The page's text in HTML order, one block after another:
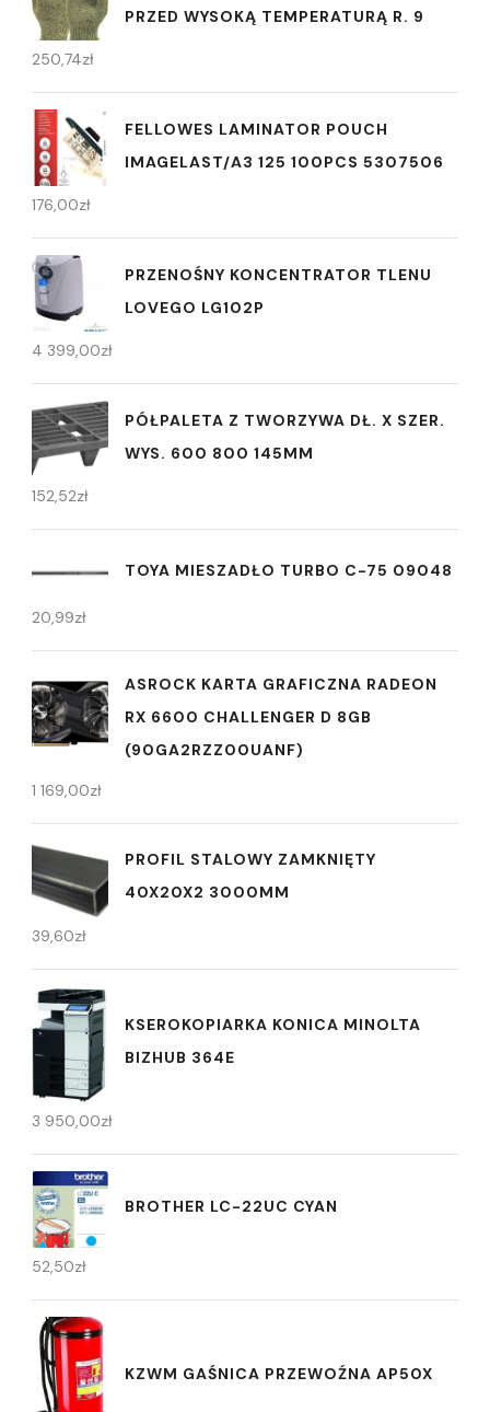
PRZED WYSOKĄ TEMPERATURĄ R. 9
250,74zł
FELLOWES LAMINATOR POUCH
IMAGELAST/A3 125 100PCS 5307506
176,00zł
PRZENOŚNY KONCENTRATOR TLENU
LOVEGO LG102P
4 399,00zł
PÓŁPALETA Z TWORZYWA DŁ. X SZER.
WYS. 600 800 145MM
152,52zł
TOYA MIESZADŁO TURBO C-75 09048
20,99zł
ASROCK KARTA GRAFICZNA RADEON
RX 6600 CHALLENGER D 8GB
(90GA2RZZ00UANF)
1 169,00zł
PROFIL STALOWY ZAMKNIĘTY
40X20X2 3000MM
39,60zł
KSEROKOPIARKA KONICA MINOLTA
BIZHUB 364E
3 950,00zł
BROTHER LC-22UC CYAN
52,50zł
KZWM GAŚNICA PRZEWOŹNA AP50X